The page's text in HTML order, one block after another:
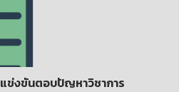
แข่งขันตอบปัญหาวิชาการ